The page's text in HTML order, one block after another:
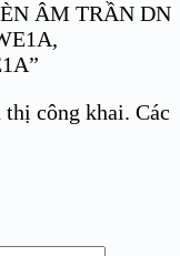
ÂM TRẦN DN
thị công khai. Các